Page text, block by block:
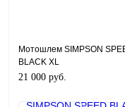
Мотошлем SIMPSON
BLACK XL
21 000 руб.